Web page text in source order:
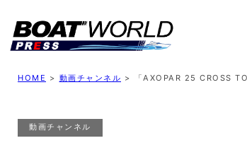
HOME > 動画チャンネル > 「AXOPAR 25 CROSS
動画チャンネル